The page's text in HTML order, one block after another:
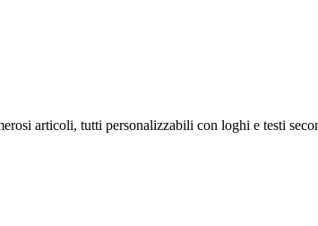
articoli, tutti personalizzabili con loghi e testi